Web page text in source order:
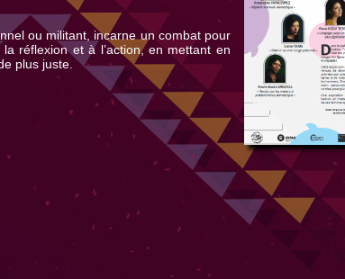
ou militant, incarne un combat pour
réflexion et à l’action, en mettant en
plus juste.